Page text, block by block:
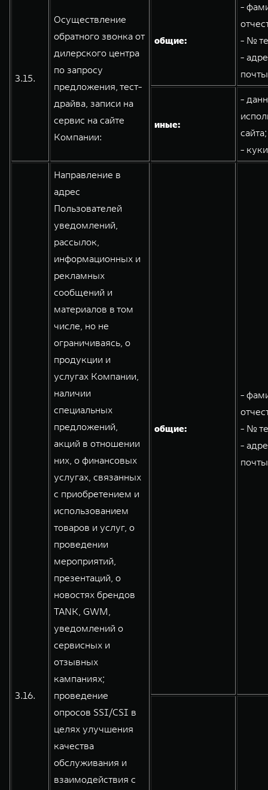
3.15.
Осуществление
обратного звонка от
дилерского центра
по запросу
предложения, тест-
драйва, записи на
сервис на сайте
Компании:
общие:
-
- №
-
иные:
-
сайта;
-
3.16.
Направление в
адрес
Пользователей
уведомлений,
рассылок,
информационных и
рекламных
сообщений и
материалов в том
числе, но не
ограничиваясь, о
продукции и
услугах Компании,
наличии
специальных
предложений,
акций в отношении
них, о финансовых
услугах, связанных
с приобретением и
использованием
товаров и услуг, о
проведении
мероприятий,
презентаций, о
новостях брендов
TANK, GWM,
уведомлений о
сервисных и
отзывных
кампаниях;
проведение
опросов SSI/CSI в
целях улучшения
качества
обслуживания и
взаимодействия с
общие:
-
- №
-